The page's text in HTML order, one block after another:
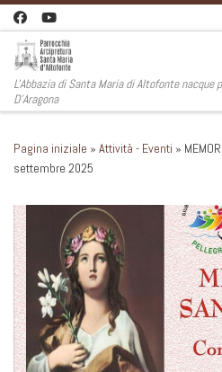
Passa al contenuto
L'Abbazia di Santa Maria di Altofonte nacque
D'Aragona
Pagina iniziale » Attività - Eventi »
settembre 2025